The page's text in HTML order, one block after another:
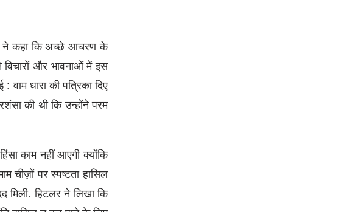
ने कहा कि अच्छे आचरण के
और भावनाओं में इस
धारा की पत्रिका दिए
की थी कि उन्होंने परम
काम नहीं आएगी क्योंकि
चीज़ों पर स्पष्टता हासिल
हिटलर ने लिखा कि